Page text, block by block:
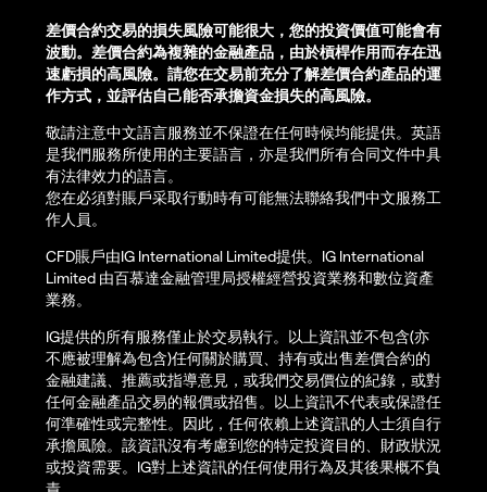
差價合約交易的損失風險可能很大，您的投資價值可能會有
波動。差價合約為複雜的金融產品，由於槓桿作用而存在迅
速虧損的高風險。請您在交易前充分了解差價合約產品的運
作方式，並評估自己能否承擔資金損失的高風險。
敬請注意中文語言服務並不保證在任何時候均能提供。英語
是我們服務所使用的主要語言，亦是我們所有合同文件中具
有法律效力的語言。
您在必須對賬戶采取行動時有可能無法聯絡我們中文服務工
作人員。
CFD賬戶由IG International Limited提供。IG International
Limited 由百慕達金融管理局授權經營投資業務和數位資產
業務。
IG提供的所有服務僅止於交易執行。以上資訊並不包含(亦
不應被理解為包含)任何關於購買、持有或出售差價合約的
金融建議、推薦或指導意見，或我們交易價位的紀錄，或對
任何金融產品交易的報價或招售。以上資訊不代表或保證任
何準確性或完整性。因此，任何依賴上述資訊的人士須自行
承擔風險。該資訊沒有考慮到您的特定投資目的、財政狀況
或投資需要。IG對上述資訊的任何使用行為及其後果概不負